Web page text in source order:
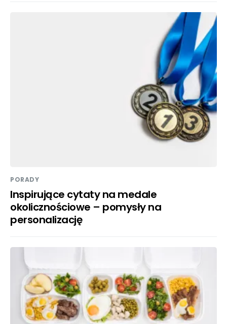
PORADY
Inspirujące cytaty na medale
okolicznościowe – pomysły na
personalizację